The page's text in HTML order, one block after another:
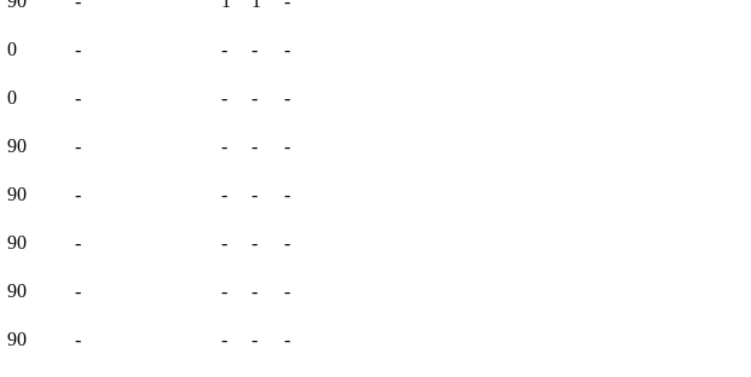
0 - - - -
0 - - - -
90 - - - -
90 - - - -
90 - - - -
90 - - - -
90 - - - -